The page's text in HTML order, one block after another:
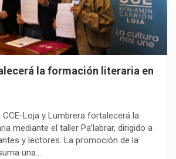
la formación literaria en
CCE-Loja y Lumbrera fortalecerá la
mediante el taller Pa’labrar, dirigido a
y lectores. La promoción de la
una…